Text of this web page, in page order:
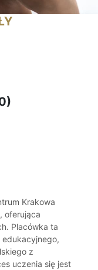
Krakowa
oferująca
Placówka ta
edukacyjnego,
z
uczenia się jest